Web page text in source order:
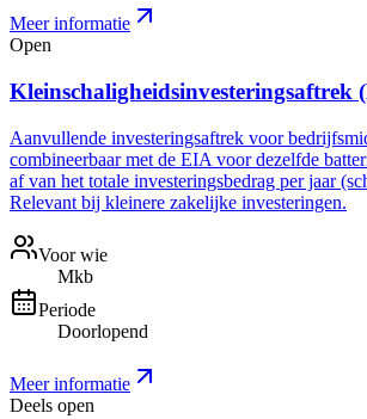
Meer informatie
Open
Kleinschaligheidsinvesteringsaftrek
Aanvullende investeringsaftrek voor
combineerbaar met de EIA voor dezelfde
af van het totale investeringsbedrag per jaar
Relevant bij kleinere zakelijke investeringen.
Voor wie
Mkb
Periode
Doorlopend
Meer informatie
Deels open